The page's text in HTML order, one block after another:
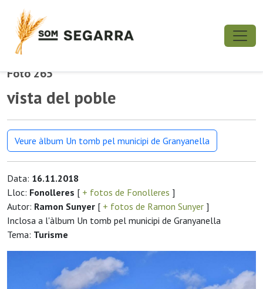
Foto 265
vista del poble
Veure àlbum Un tomb pel municipi de Granyanella
Data: 16.11.2018
Lloc: Fonolleres [ + fotos de Fonolleres ]
Autor: Ramon Sunyer [ + fotos de Ramon Sunyer ]
Inclosa a l'àlbum Un tomb pel municipi de Granyanella
Tema: Turisme